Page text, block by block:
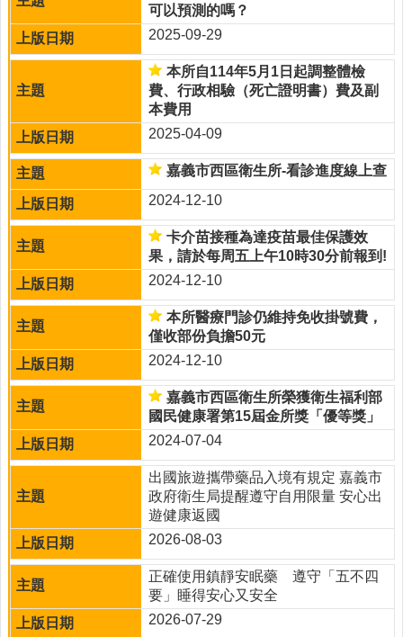
各
項
服
務
流
程
為
民
服
務
徵
公
告
預
防
注
慢
性
病
治
下
專
區
常
可以預測的嗎？
2025-09-29
本所自114年5月1日起調整體檢
費、行政相驗（死亡證明書）費及副
本費用
2025-04-09
嘉義市西區衛生所-看診進度線上查
2024-12-10
卡介苗接種為達疫苗最佳保護效
果，請於每周五上午10時30分前報到!
2024-12-10
本所醫療門診仍維持免收掛號費，
僅收部份負擔50元
2024-12-10
嘉義市西區衛生所榮獲衛生福利部
國民健康署第15屆金所獎「優等獎」
2024-07-04
出國旅遊攜帶藥品入境有規定 嘉義市
政府衛生局提醒遵守自用限量 安心出
遊健康返國
2026-08-03
正確使用鎮靜安眠藥 遵守「五不四
要」睡得安心又安全
2026-07-29